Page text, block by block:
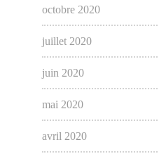
octobre 2020
juillet 2020
juin 2020
mai 2020
avril 2020